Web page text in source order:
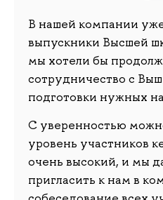
В нашей компании
выпускники Высшей
мы хотели бы
сотрудничество с
подготовки нужных
С уверенностью
уровень участников
очень высокий, и мы
пригласить к нам в